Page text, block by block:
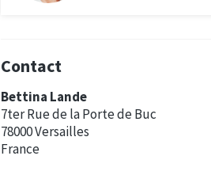
Contact
Bettina Lande
7ter Rue de la Porte de Buc
78000 Versailles
France